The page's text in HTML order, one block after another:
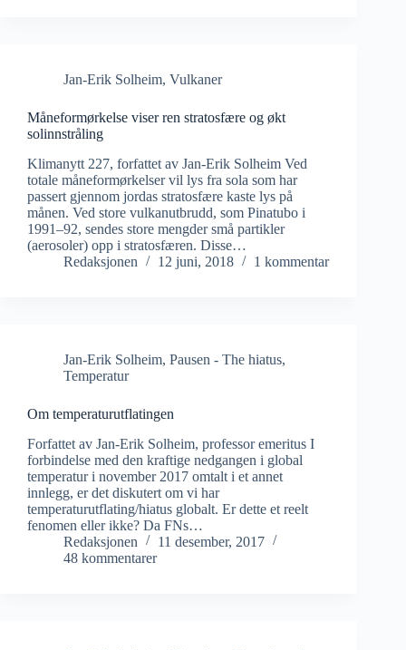
Jan-Erik Solheim, Vulkaner
Måneformørkelse viser ren stratosfære og økt
solinnstråling
Klimanytt 227, forfattet av Jan-Erik Solheim Ved
totale måneformørkelser vil lys fra sola som har
passert gjennom jordas stratosfære kaste lys på
månen. Ved store vulkanutbrudd, som Pinatubo i
1991–92, sendes store mengder små partikler
(aerosoler) opp i stratosfæren. Disse…
Redaksjonen
12 juni, 2018 1 kommentar
Jan-Erik Solheim, Pausen - The hiatus,
Temperatur
Om temperaturutflatingen
Forfattet av Jan-Erik Solheim, professor emeritus I
forbindelse med den kraftige nedgangen i global
temperatur i november 2017 omtalt i et annet
innlegg, er det diskutert om vi har
temperaturutflating/hiatus globalt. Er dette et reelt
fenomen eller ikke? Da FNs…
Redaksjonen
11 desember, 2017
48 kommentarer